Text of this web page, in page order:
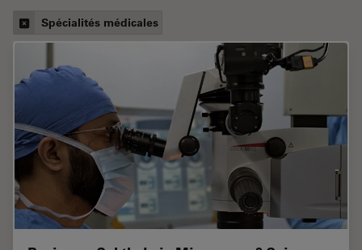
Spécialités médicales